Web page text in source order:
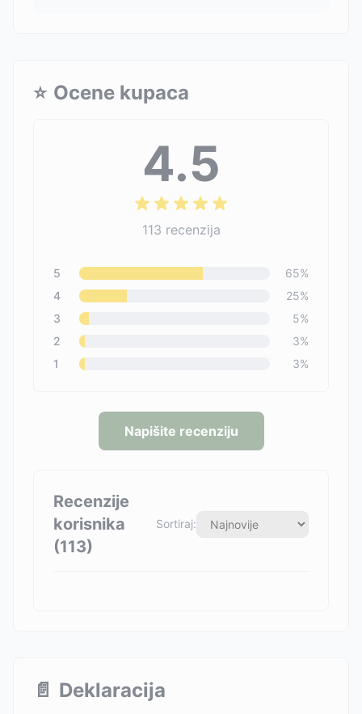
⭐ Ocene kupaca
4.5
113 recenzija
5 65%
4
25%
3
5%
2
3%
1
3%
Napišite recenziju
Recenzije
korisnika
(113)
Sortiraj:
📄 Deklaracija